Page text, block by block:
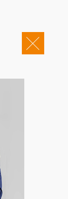
事务所